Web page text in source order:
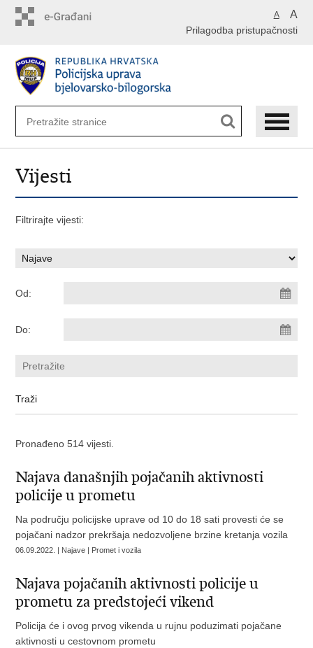
A A
Prilagodba pristupačnosti
Vijesti
Filtrirajte vijesti:
Od:
Do:
Pronađeno 514 vijesti.
Najava današnjih pojačanih aktivnosti
policije u prometu
Na području policijske uprave od 10 do 18 sati provesti će se
pojačani nadzor prekršaja nedozvoljene brzine kretanja vozila
06.09.2022. | Najave | Promet i vozila
Najava pojačanih aktivnosti policije u
prometu za predstojeći vikend
Policija će i ovog prvog vikenda u rujnu poduzimati pojačane
aktivnosti u cestovnom prometu